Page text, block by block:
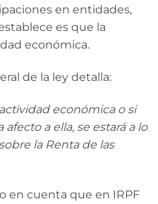
en entidades,
es que la
económica.
de la ley detalla:
económica o si
a ella, se estará a lo
la Renta de las
en cuenta que en IRPF